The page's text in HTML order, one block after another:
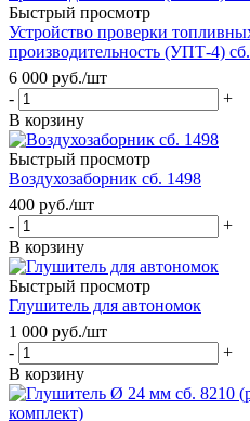
Быстрый просмотр
Устройство проверки
производительность (УПТ-4)
6 000 руб./шт
-
+
В корзину
Быстрый просмотр
Воздухозаборник сб. 1498
400 руб./шт
-
+
В корзину
Быстрый просмотр
Глушитель для автономок
1 000 руб./шт
-
+
В корзину